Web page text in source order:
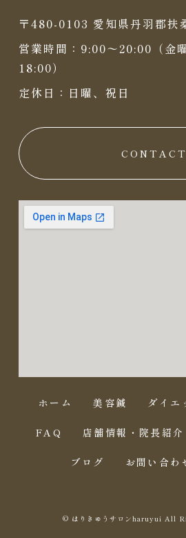
〒480-0103 愛知県丹羽郡扶
営業時間：9:00〜20:00（金
18:00）
定休日：日曜、祝日
CONTACT
ホーム 美容鍼 ダイエ
FAQ 店舗情報・院長紹介
ブログ お問い合わ
© はりきゅうサロンharuyui All